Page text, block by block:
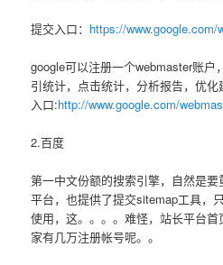
提交入口： https://
google可以注册一个webmaster账户
引统计，点击统计，分析报告，优
入口:http://www.google.com/
2.百度
第一中文份额的搜索引擎，自然是
平台，也提供了提交sitemap工具，
使用，这。。。。难怪，站长平台
家有几万注册帐号呢。。